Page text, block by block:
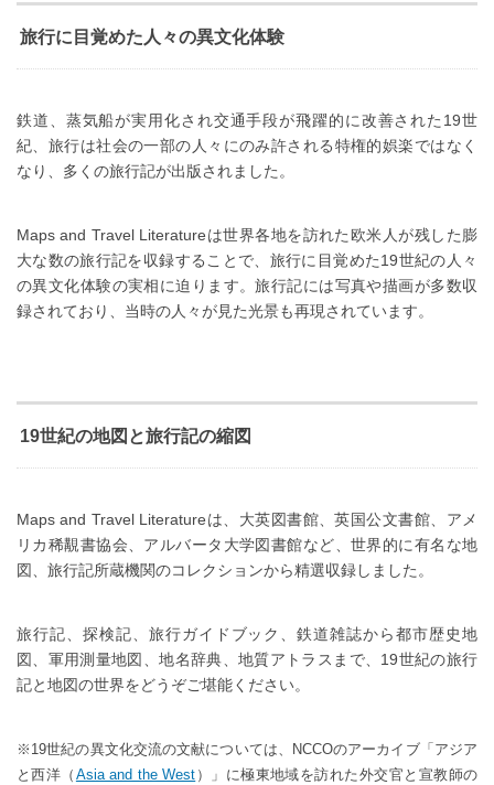
旅行に目覚めた人々の異文化体験
鉄道、蒸気船が実用化され交通手段が飛躍的に改善された19世
紀、旅行は社会の一部の人々にのみ許される特権的娯楽ではなく
なり、多くの旅行記が出版されました。
Maps and Travel Literatureは世界各地を訪れた欧米人が残した膨
大な数の旅行記を収録することで、旅行に目覚めた19世紀の人々
の異文化体験の実相に迫ります。旅行記には写真や描画が多数収
録されており、当時の人々が見た光景も再現されています。
19世紀の地図と旅行記の縮図
Maps and Travel Literatureは、大英図書館、英国公文書館、アメ
リカ稀覯書協会、アルバータ大学図書館など、世界的に有名な地
図、旅行記所蔵機関のコレクションから精選収録しました。
旅行記、探検記、旅行ガイドブック、鉄道雑誌から都市歴史地
図、軍用測量地図、地名辞典、地質アトラスまで、19世紀の旅行
記と地図の世界をどうぞご堪能ください。
※19世紀の異文化交流の文献については、NCCOのアーカイブ「アジア
と西洋（ Asia and the West ）」に極東地域を訪れた外交官と宣教師の